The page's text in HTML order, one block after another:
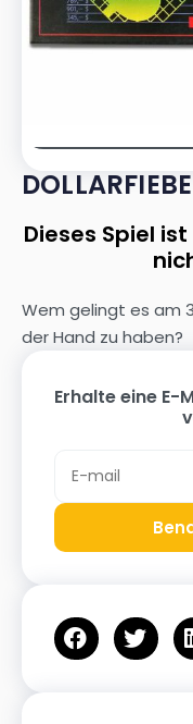
Dieses Spiel
Wem gelingt es am
der Hand zu haben?
Erhalte eine E-